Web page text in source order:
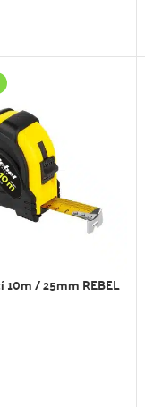
10m / 25mm REBEL